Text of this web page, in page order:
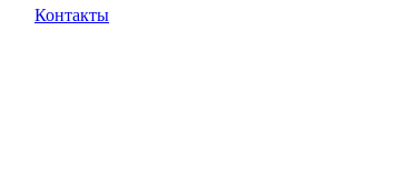
Контакты